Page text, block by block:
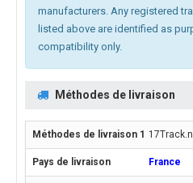
manufacturers. Any registered
listed above are identified as
compatibility only.
Méthodes de livraison
France